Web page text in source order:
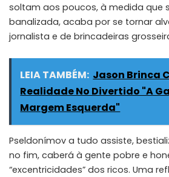
soltam aos poucos, à medida que
banalizada, acaba por se tornar
jornalista e de brincadeiras
LEIA TAMBÉM: Jason Brinca
Realidade No Divertido "A
Margem Esquerda"
Pseldonímov a tudo assiste,
no fim, caberá à gente pobre e
“excentricidades” dos ricos. Uma